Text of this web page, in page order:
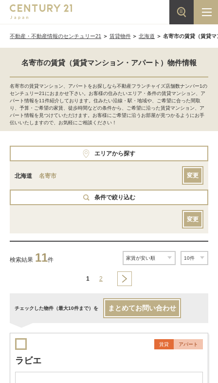
不動産・不動産情報のセンチュリー21 賃貸物件 北海道 名寄市の賃貸（賃貸
名寄市の賃貸（賃貸マンション・アパート）物件情報
名寄市の賃貸マンション、アパートをお探しなら不動産フランチャイズ店舗数ナンバー1の
センチュリー21におまかせ下さい。お客様の住みたいエリア・条件の賃貸マンション、ア
パート情報を11件紹介しております。住みたい沿線・駅・地域や、ご希望に合った間取
り、予算・ご希望の家賃、徒歩時間などの条件から、ご希望に沿った賃貸マンション、ア
パート情報を見つけていただけます。お客様にご希望に沿うお部屋が見つかるようにお手
伝いいたしますので、お気軽にご相談ください！
エリアから探す
北海道 名寄市 変更
条件で絞り込む
変更
検索結果 11件
1 2
チェックした物件（最大10件まで）を まとめてお問い合わせ
賃貸 アパート
ラビエ